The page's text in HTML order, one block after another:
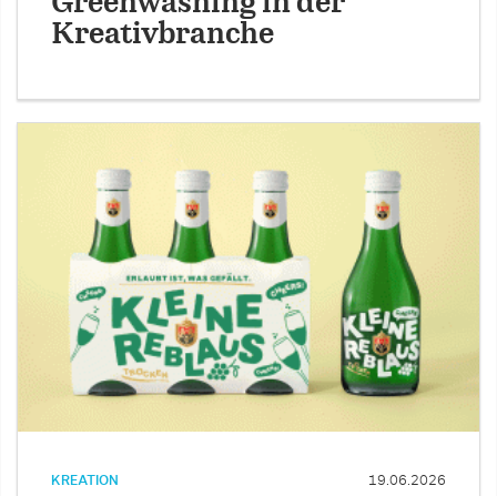
Kreativbranche
KREATION 19.06.2026